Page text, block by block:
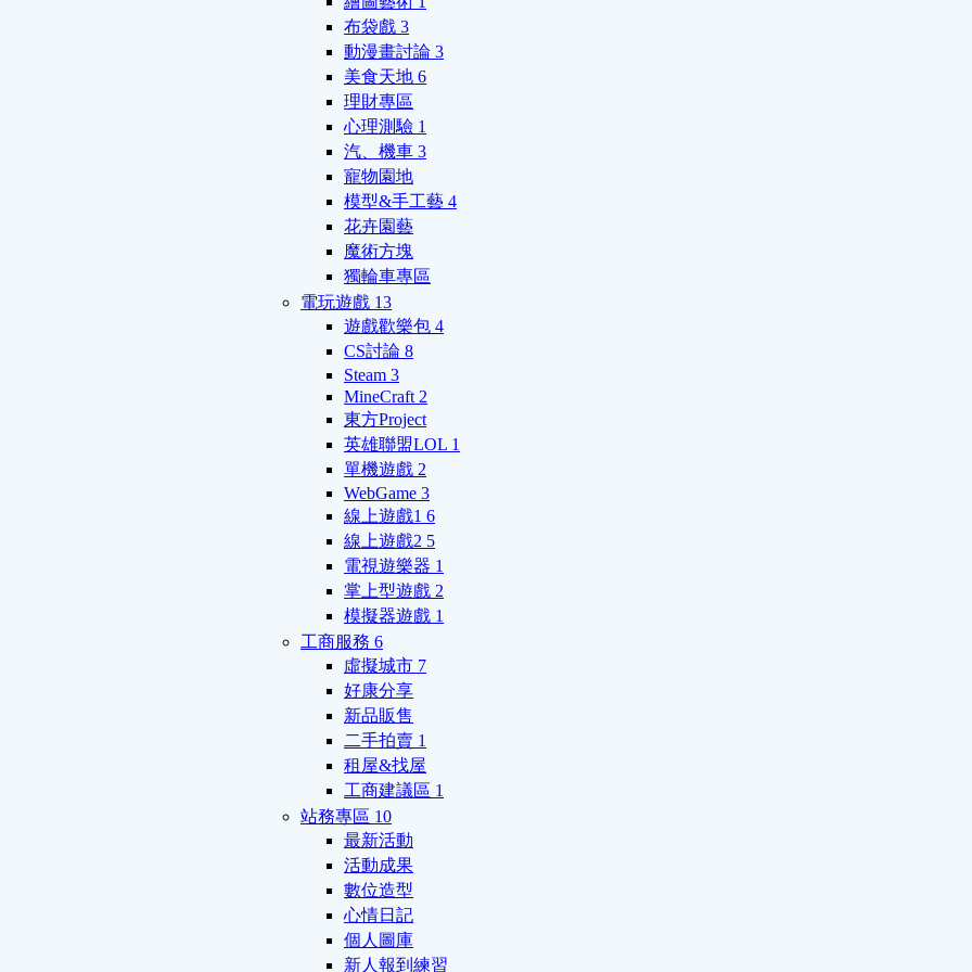
布袋戲 3
動漫畫討論 3
美食天地 6
理財專區
心理測驗 1
汽、機車 3
寵物園地
模型&手工藝 4
花卉園藝
魔術方塊
獨輪車專區
電玩遊戲 13
遊戲歡樂包 4
CS討論 8
Steam 3
MineCraft 2
東方Project
英雄聯盟LOL 1
單機遊戲 2
WebGame 3
線上遊戲1 6
線上遊戲2 5
電視遊樂器 1
掌上型遊戲 2
模擬器遊戲 1
工商服務 6
虛擬城市 7
好康分享
新品販售
二手拍賣 1
租屋&找屋
工商建議區 1
站務專區 10
最新活動
活動成果
數位造型
心情日記
個人圖庫
新人報到練習